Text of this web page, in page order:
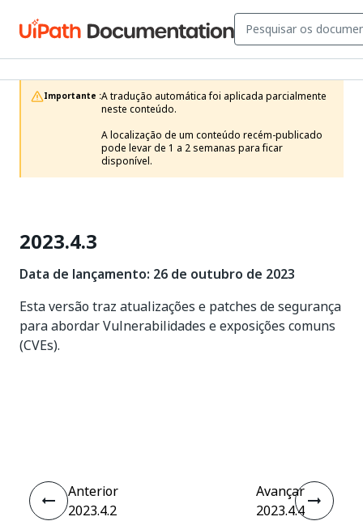
Importante :A tradução automática foi aplicada parcialmente
neste conteúdo.
A localização de um conteúdo recém-publicado
pode levar de 1 a 2 semanas para ficar
disponível.
2023.4.3
Data de lançamento: 26 de outubro de 2023
Esta versão traz atualizações e patches de segurança
para abordar Vulnerabilidades e exposições comuns
(CVEs).
Anterior
2023.4.2
Avançar
2023.4.4